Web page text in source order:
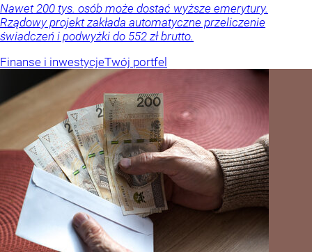
Nawet 200 tys. osób może dostać wyższe emerytury.
Rządowy projekt zakłada automatyczne przeliczenie
świadczeń i podwyżki do 552 zł brutto.
Finanse i inwestycjeTwój portfel